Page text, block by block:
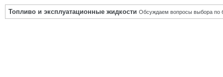
Топливо и эксплуатационные жидкости Обсуждаем вопросы выбора по